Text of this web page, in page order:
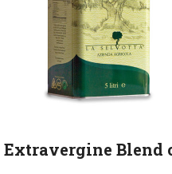
Extravergine Blend